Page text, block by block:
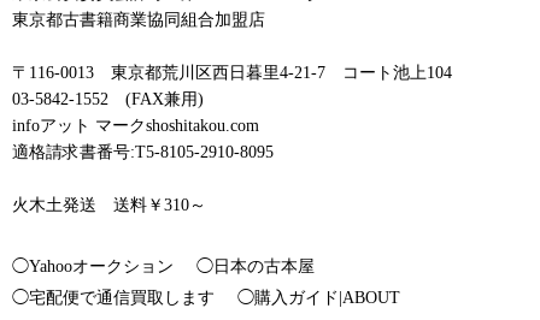
東京都古書籍商業協同組合加盟店
〒116-0013 東京都荒川区西日暮里4-21-7 コート池上104
03-5842-1552 (FAX兼用)
infoアット マークshoshitakou.com
適格請求書番号:T5-8105-2910-8095
火木土発送 送料￥310～
◯Yahooオークション
◯日本の古本屋
◯宅配便で通信買取します
◯購入ガイド|ABOUT